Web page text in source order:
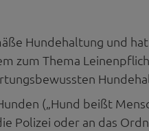
Hundehaltung und
zum Thema
(„Hund beißt
Polizei oder an das